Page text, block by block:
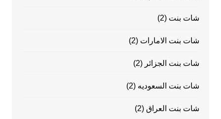
شات بنت (2)
شات بنت الامارات (2)
شات بنت الجزائر (2)
شات بنت السعوديه (2)
شات بنت العراق (2)